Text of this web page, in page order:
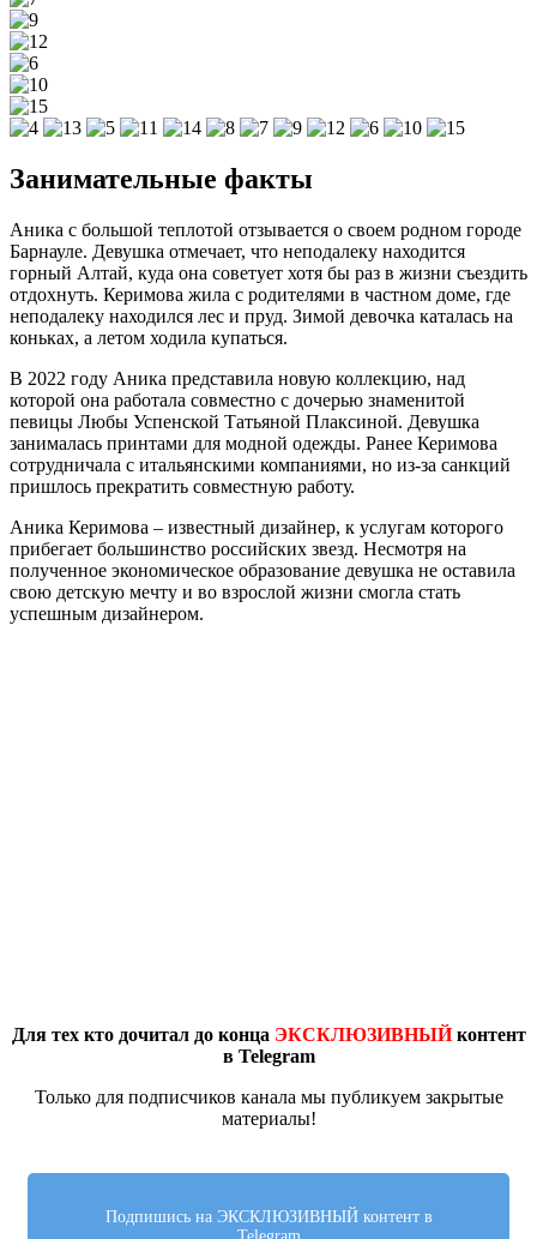
Занимательные факты
Аника с большой теплотой отзывается о своем родном городе
Барнауле. Девушка отмечает, что неподалеку находится
горный Алтай, куда она советует хотя бы раз в жизни съездить
отдохнуть. Керимова жила с родителями в частном доме, где
неподалеку находился лес и пруд. Зимой девочка каталась на
коньках, а летом ходила купаться.
В 2022 году Аника представила новую коллекцию, над
которой она работала совместно с дочерью знаменитой
певицы Любы Успенской Татьяной Плаксиной. Девушка
занималась принтами для модной одежды. Ранее Керимова
сотрудничала с итальянскими компаниями, но из-за санкций
пришлось прекратить совместную работу.
Аника Керимова – известный дизайнер, к услугам которого
прибегает большинство российских звезд. Несмотря на
полученное экономическое образование девушка не оставила
свою детскую мечту и во взрослой жизни смогла стать
успешным дизайнером.
Для тех кто дочитал до конца ЭКСКЛЮЗИВНЫЙконтент
в Telegram
Только для подписчиков канала мы публикуем закрытые
материалы!
Подпишись на ЭКСКЛЮЗИВНЫЙ контент в